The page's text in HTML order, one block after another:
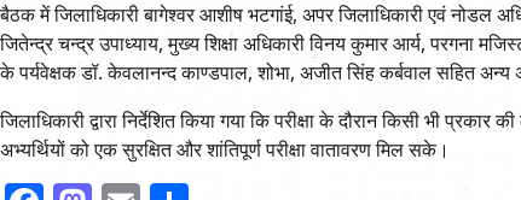
बैठक में जिलाधिकारी बागेश्वर आशीष भटगांई, अपर जिलाधिकारी एवं नोडल
जितेन्द्र चन्द्र उपाध्याय, मुख्य शिक्षा अधिकारी विनय कुमार आर्य, परगना
के पर्यवेक्षक डॉ. केवलानन्द काण्डपाल, शोभा, अजीत सिंह कर्बवाल सहित अन्य
जिलाधिकारी द्वारा निर्देशित किया गया कि परीक्षा के दौरान किसी भी
अभ्यर्थियों को एक सुरक्षित और शांतिपूर्ण परीक्षा वातावरण मिल सके।